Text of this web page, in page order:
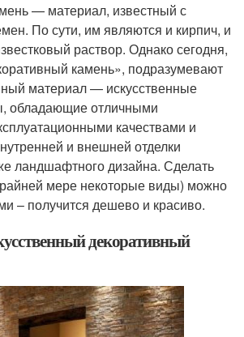
— материал, известный с
По сути, им являются и кирпич, и
раствор. Однако сегодня,
камень», подразумевают
материал — искусственные
обладающие отличными
качествами и
и внешней отделки
ландшафтного дизайна. Сделать
мере некоторые виды) можно
– получится дешево и красиво.
декоративный